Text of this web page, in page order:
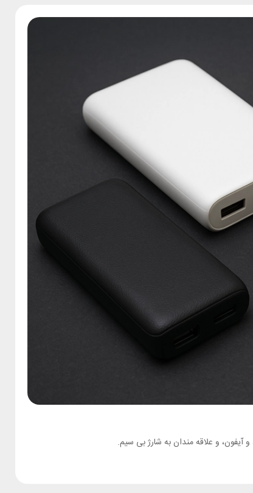
آیفون، و علاقه‌ مندان به شارژ بی‌ سیم.